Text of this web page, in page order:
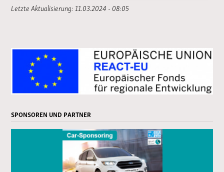
Letzte Aktualisierung: 11.03.2024 - 08:05
SPONSOREN UND PARTNER